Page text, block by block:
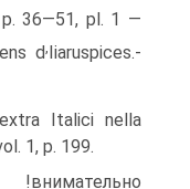
p. 36—51, pl. 1 —
d Iiaruspices.-
Italici nella
1, p. 199.